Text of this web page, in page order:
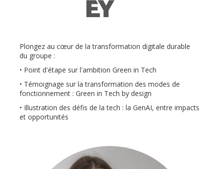
Plongez au cœur de la transformation digitale durable
du groupe :
• Point d'étape sur l'ambition Green in Tech
• Témoignage sur la transformation des modes de
fonctionnement : Green in Tech by design
• Illustration des défis de la tech : la GenAI, entre impacts
et opportunités